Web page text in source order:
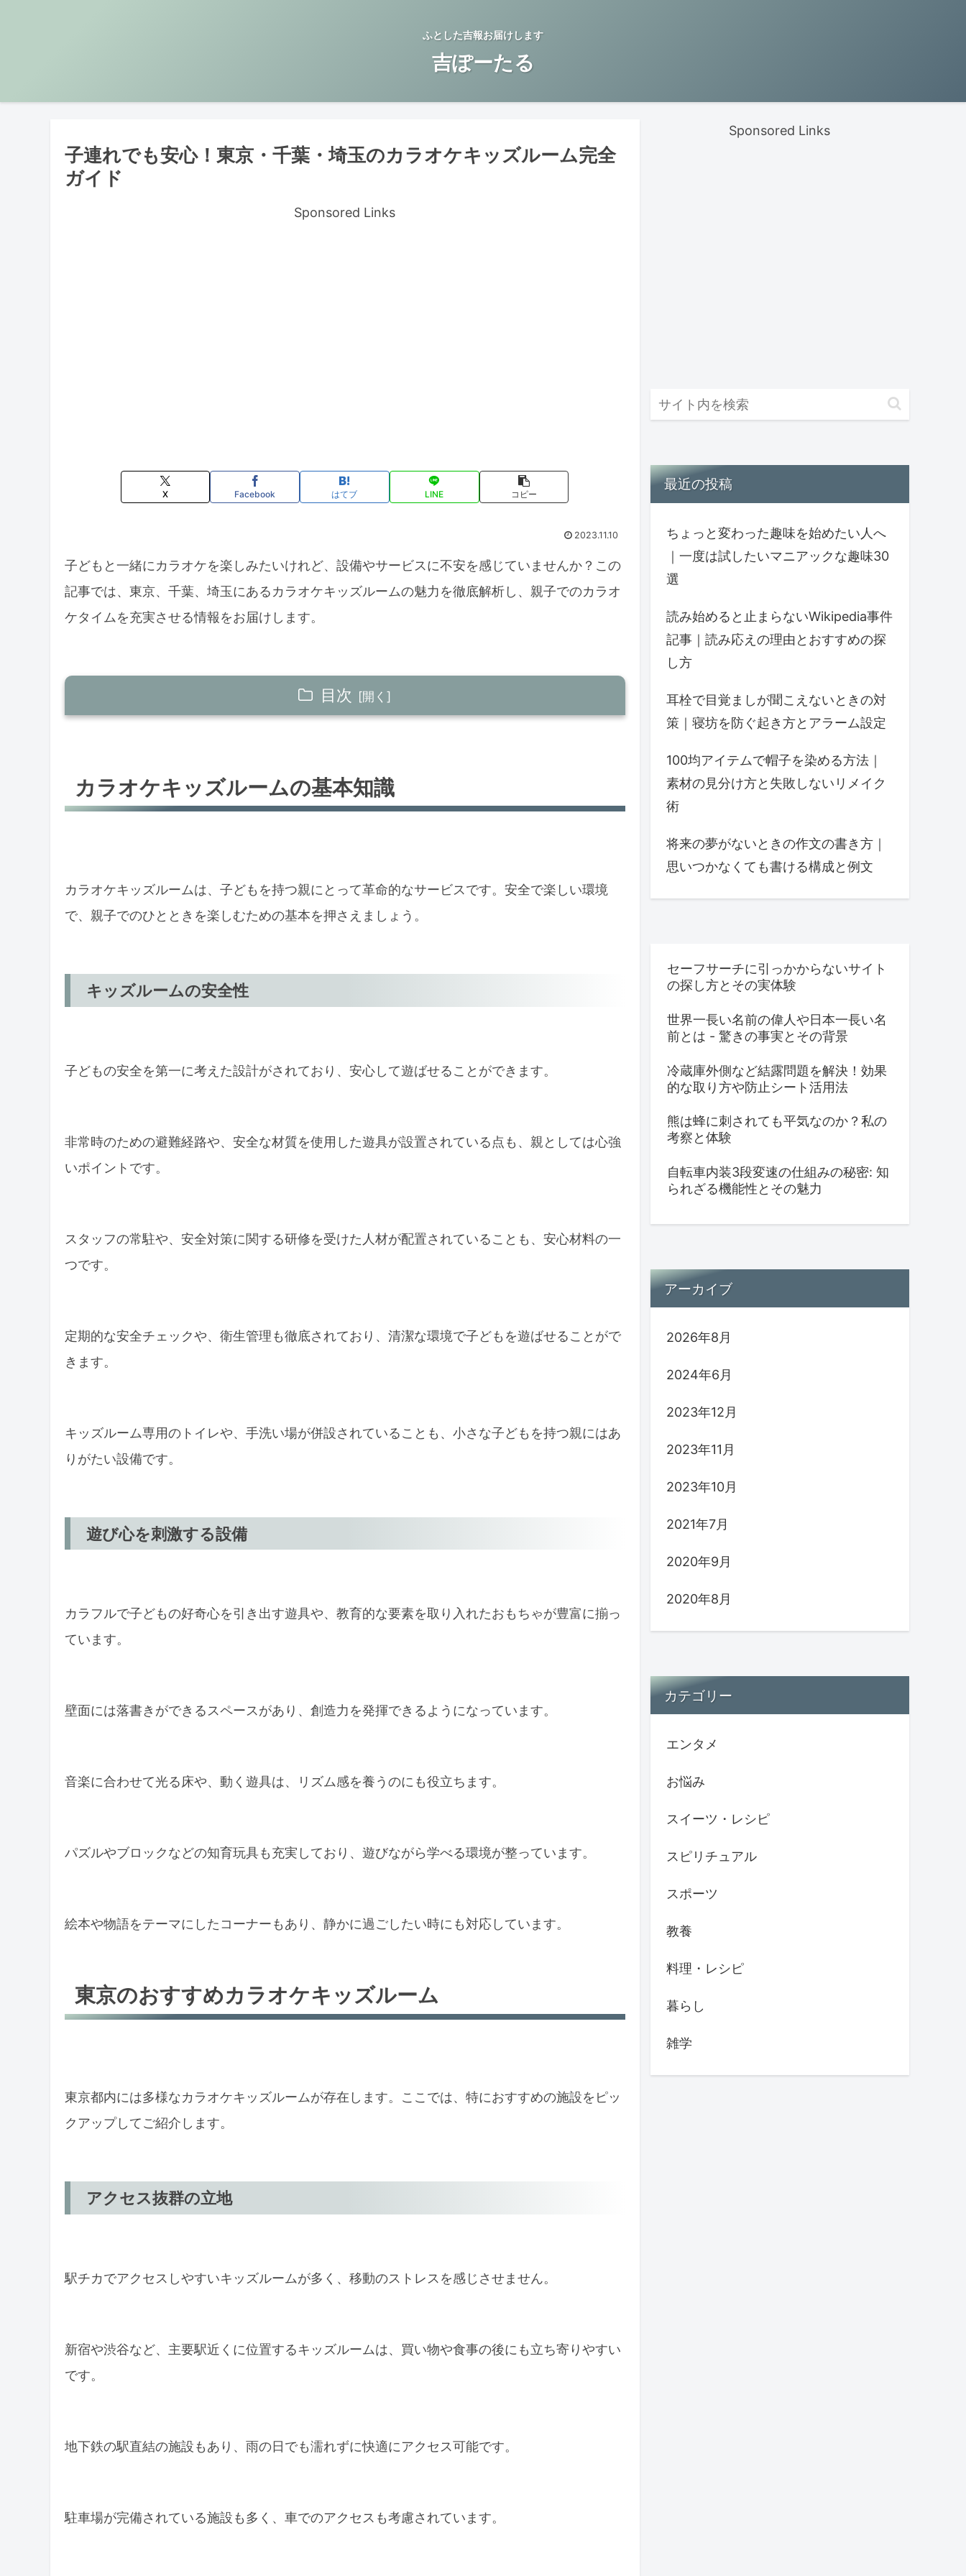
ふとした吉報お届けします
吉ぽーたる
子連れでも安心！東京・千葉・埼玉のカラオケキッズルーム完全
ガイド
Sponsored Links
X Facebook はてブ LINE コピー
2023.11.10
子どもと一緒にカラオケを楽しみたいけれど、設備やサービスに不安を感じていませんか？この
記事では、東京、千葉、埼玉にあるカラオケキッズルームの魅力を徹底解析し、親子でのカラオ
ケタイムを充実させる情報をお届けします。
目次
遊び心を刺激する設備
多彩なプログラム
千葉で見つける家族向けカラオケスポット
充実の食事メニュー
親子で楽しむイベント
安全性と遊び心を重視
料金体系の確認
カラオケキッズルームの基本知識
カラオケキッズルームは、子どもを持つ親にとって革命的なサービスです。安全で楽しい環境
で、親子でのひとときを楽しむための基本を押さえましょう。
キッズルームの安全性
子どもの安全を第一に考えた設計がされており、安心して遊ばせることができます。
非常時のための避難経路や、安全な材質を使用した遊具が設置されている点も、親としては心強
いポイントです。
スタッフの常駐や、安全対策に関する研修を受けた人材が配置されていることも、安心材料の一
つです。
定期的な安全チェックや、衛生管理も徹底されており、清潔な環境で子どもを遊ばせることがで
きます。
キッズルーム専用のトイレや、手洗い場が併設されていることも、小さな子どもを持つ親にはあ
りがたい設備です。
遊び心を刺激する設備
カラフルで子どもの好奇心を引き出す遊具や、教育的な要素を取り入れたおもちゃが豊富に揃っ
ています。
壁面には落書きができるスペースがあり、創造力を発揮できるようになっています。
音楽に合わせて光る床や、動く遊具は、リズム感を養うのにも役立ちます。
パズルやブロックなどの知育玩具も充実しており、遊びながら学べる環境が整っています。
絵本や物語をテーマにしたコーナーもあり、静かに過ごしたい時にも対応しています。
東京のおすすめカラオケキッズルーム
東京都内には多様なカラオケキッズルームが存在します。ここでは、特におすすめの施設をピッ
クアップしてご紹介します。
アクセス抜群の立地
駅チカでアクセスしやすいキッズルームが多く、移動のストレスを感じさせません。
新宿や渋谷など、主要駅近くに位置するキッズルームは、買い物や食事の後にも立ち寄りやすい
です。
地下鉄の駅直結の施設もあり、雨の日でも濡れずに快適にアクセス可能です。
駐車場が完備されている施設も多く、車でのアクセスも考慮されています。
Sponsored Links
最近の投稿
ちょっと変わった趣味を始めたい人へ
｜一度は試したいマニアックな趣味30
選
読み始めると止まらないWikipedia事件
記事｜読み応えの理由とおすすめの探
し方
耳栓で目覚ましが聞こえないときの対
策｜寝坊を防ぐ起き方とアラーム設定
100均アイテムで帽子を染める方法｜
素材の見分け方と失敗しないリメイク
術
将来の夢がないときの作文の書き方｜
思いつかなくても書ける構成と例文
セーフサーチに引っかからないサイト
の探し方とその実体験
世界一長い名前の偉人や日本一長い名
前とは - 驚きの事実とその背景
冷蔵庫外側など結露問題を解決！効果
的な取り方や防止シート活用法
熊は蜂に刺されても平気なのか？私の
考察と体験
自転車内装3段変速の仕組みの秘密: 知
られざる機能性とその魅力
アーカイブ
2026年8月
2024年6月
2023年12月
2023年11月
2023年10月
2021年7月
2020年9月
2020年8月
カテゴリー
エンタメ
お悩み
スイーツ・レシピ
スピリチュアル
スポーツ
教養
料理・レシピ
暮らし
雑学